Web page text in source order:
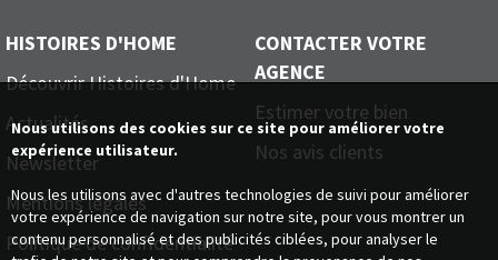
HISTOIRES D'HOME
Découvrir Histoires d'Home
Actualités
Newsletter
Mentions légales
Politique de confidentialité
CONTACTER VOTRE
AGENCE
Estimer votre bien
Nos avis clients
Nous utilisons des cookies sur ce site pour améliorer votre
expérience utilisateur.
Nous les utilisons avec d'autres technologies de suivi pour améliorer
votre expérience de navigation sur notre site, pour vous montrer un
contenu personnalisé et des publicités ciblées, pour analyser le